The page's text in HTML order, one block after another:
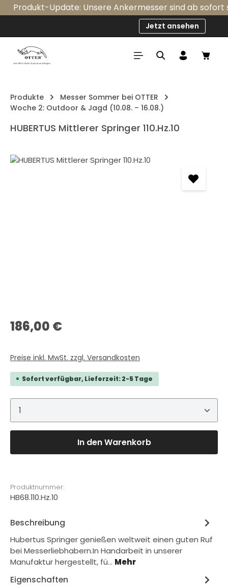
Zum Hauptinhalt springen
Produkt-Update: Unsere Ankermesser sind ab sofort
Jetzt ansehen
Produkte
Messer Sommer bei OTTER
Woche 2: Outdoor & Jagd (10.08. – 16.08.)
HUBERTUS Mittlerer Springer 110.Hz.10
Bildergalerie überspringen
Regulärer Preis:
186,00 €
Preise inkl. MwSt. zzgl. Versandkosten
Sofort verfügbar, Lieferzeit: 2-5 Tage
Produkt Anzahl: Gib den gewünschten Wert
In den Warenkorb
Produktnummer:
HB68.110.Hz.10
Beschreibung
Hubertus Springer genießen weltweit einen guten Ruf
bei Messerliebhabern.In Handarbeit in unserer
Manufaktur hergestellt, fü… Mehr
Eigenschaften